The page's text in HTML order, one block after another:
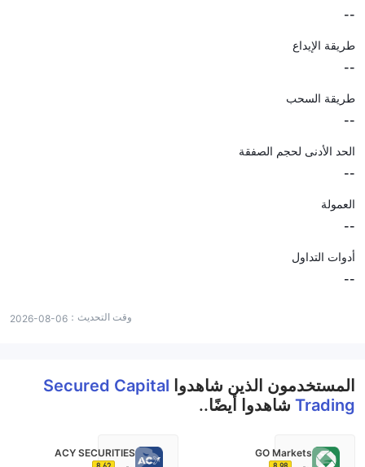
--
طريقة الإيداع
--
طريقة السحب
--
الحد الأدنى لحجم الصفقة
--
العمولة
--
أدوات التداول
--
وقت التحديث： 2026-08-06
المستخدمون الذين شاهدوا Secured Capital
Trading شاهدوا أيضًا..
GO Markets
ACY SECURITIES